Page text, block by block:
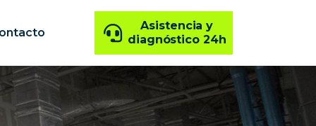
Asistencia y
diagnóstico 24h